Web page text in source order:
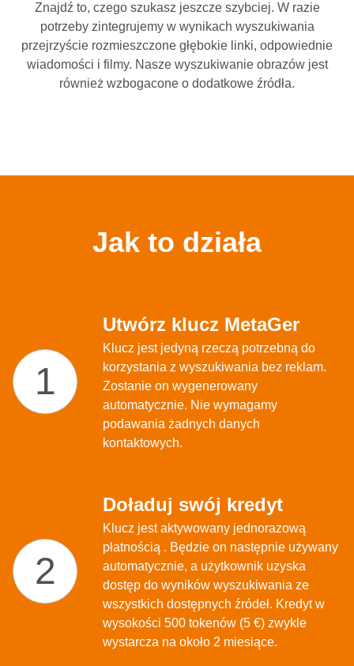
Znajdź to, czego szukasz jeszcze szybciej. W razie
potrzeby zintegrujemy w wynikach wyszukiwania
przejrzyście rozmieszczone głębokie linki, odpowiednie
wiadomości i filmy. Nasze wyszukiwanie obrazów jest
również wzbogacone o dodatkowe źródła.
Jak to działa
Utwórz klucz MetaGer
Klucz jest jedyną rzeczą potrzebną do
korzystania z wyszukiwania bez reklam.
Zostanie on wygenerowany
automatycznie. Nie wymagamy
podawania żadnych danych
kontaktowych.
Doładuj swój kredyt
Klucz jest aktywowany jednorazową
płatnością . Będzie on następnie używany
automatycznie, a użytkownik uzyska
dostęp do wyników wyszukiwania ze
wszystkich dostępnych źródeł. Kredyt w
wysokości 500 tokenów (5 €) zwykle
wystarcza na około 2 miesiące.